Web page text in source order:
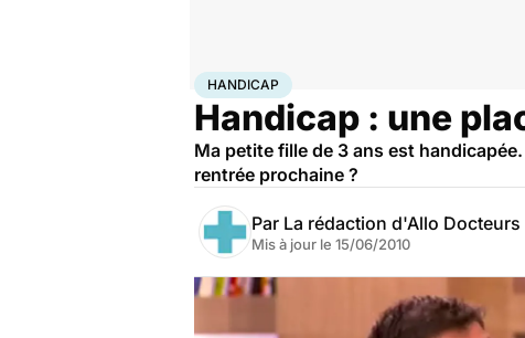
AccueilSantéMaladies
HANDICAP
Handicap : une
Ma petite fille de 3 ans est
rentrée prochaine ?
Par La rédaction d'Allo Docteurs
Mis à jour le 15/06/2010